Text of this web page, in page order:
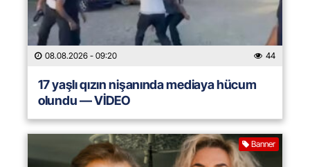
08.08.2026 - 09:20 44
17 yaşlı qızın nişanında mediaya hücum
olundu — VİDEO
Banner